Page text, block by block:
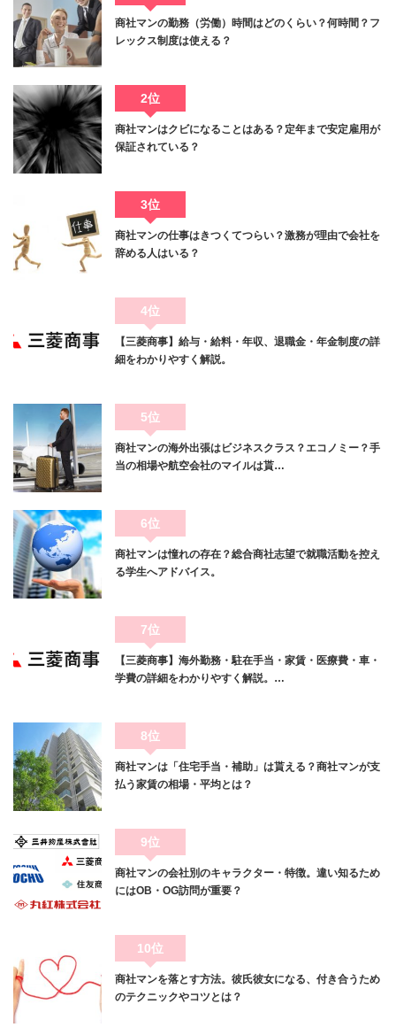
商社マンの勤務（労働）時間はどのくらい？何時間？フ
レックス制度は使える？
2位
商社マンはクビになることはある？定年まで安定雇用が
保証されている？
3位
商社マンの仕事はきつくてつらい？激務が理由で会社を
辞める人はいる？
4位
【三菱商事】給与・給料・年収、退職金・年金制度の詳
細をわかりやすく解説。
5位
商社マンの海外出張はビジネスクラス？エコノミー？手
当の相場や航空会社のマイルは貰…
6位
商社マンは憧れの存在？総合商社志望で就職活動を控え
る学生へアドバイス。
7位
【三菱商事】海外勤務・駐在手当・家賃・医療費・車・
学費の詳細をわかりやすく解説。…
8位
商社マンは「住宅手当・補助」は貰える？商社マンが支
払う家賃の相場・平均とは？
9位
商社マンの会社別のキャラクター・特徴。違い知るため
にはOB・OG訪問が重要？
10位
商社マンを落とす方法。彼氏彼女になる、付き合うため
のテクニックやコツとは？